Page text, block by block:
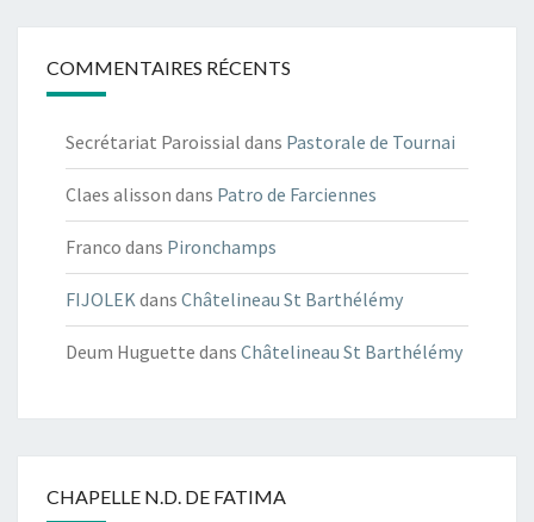
COMMENTAIRES RÉCENTS
Secrétariat Paroissial dans Pastorale de Tournai
Claes alisson dans Patro de Farciennes
Franco dans Pironchamps
FIJOLEKdans Châtelineau St Barthélémy
Deum Huguette dans Châtelineau St Barthélémy
CHAPELLE N.D. DE FATIMA